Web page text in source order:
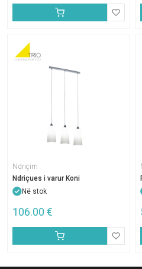
Ndriçim
Ndriçues i varur Koni
Në stok
106.00 €